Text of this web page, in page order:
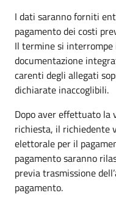
I dati saranno forniti
pagamento dei costi
Il termine si interrompe
documentazione
carenti degli allegati
dichiarate inaccoglibili.
Dopo aver effettuato
richiesta, il richiedente
elettorale per il
pagamento saranno
previa trasmissione
pagamento.